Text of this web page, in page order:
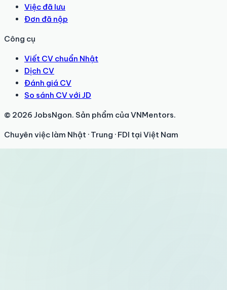
Việc đã lưu
Đơn đã nộp
Công cụ
Viết CV chuẩn Nhật
Dịch CV
Đánh giá CV
So sánh CV với JD
© 2026 JobsNgon. Sản phẩm của VNMentors.
Chuyên việc làm Nhật · Trung · FDI tại Việt Nam